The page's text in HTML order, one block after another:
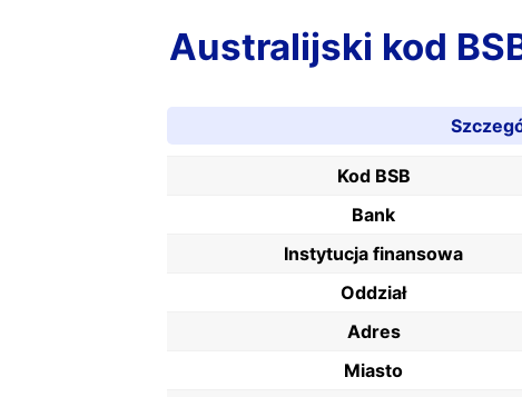
Australijski kod
Kod BSB
Bank
Instytucja finansowa
Oddział
Adres
Miasto